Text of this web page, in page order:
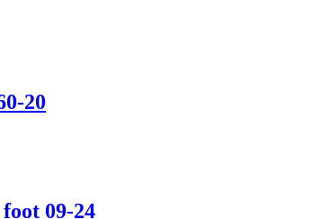
20
09-24